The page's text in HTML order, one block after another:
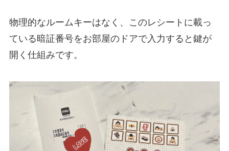
物理的なルームキーはなく、このレシートに載っ
ている暗証番号をお部屋のドアで入力すると鍵が
開く仕組みです。